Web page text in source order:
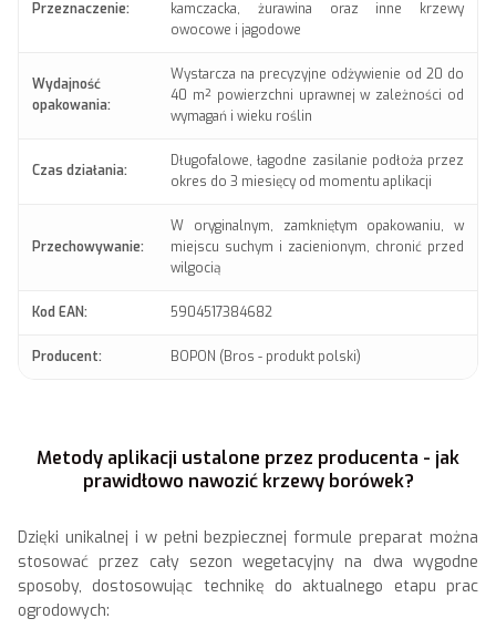
Przeznaczenie:
kamczacka, żurawina oraz inne krzewy
owocowe i jagodowe
Wydajność
opakowania:
Wystarcza na precyzyjne odżywienie od 20 do
40 m² powierzchni uprawnej w zależności od
wymagań i wieku roślin
Czas działania:
Długofalowe, łagodne zasilanie podłoża przez
okres do 3 miesięcy od momentu aplikacji
Przechowywanie:
W oryginalnym, zamkniętym opakowaniu, w
miejscu suchym i zacienionym, chronić przed
wilgocią
Kod EAN: 5904517384682
Producent: BOPON (Bros - produkt polski)
Metody aplikacji ustalone przez producenta - jak
prawidłowo nawozić krzewy borówek?
Dzięki unikalnej i w pełni bezpiecznej formule preparat można
stosować przez cały sezon wegetacyjny na dwa wygodne
sposoby, dostosowując technikę do aktualnego etapu prac
ogrodowych: